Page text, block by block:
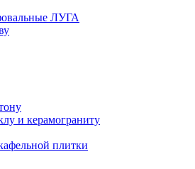
ЛУГА
и керамограниту
плитки